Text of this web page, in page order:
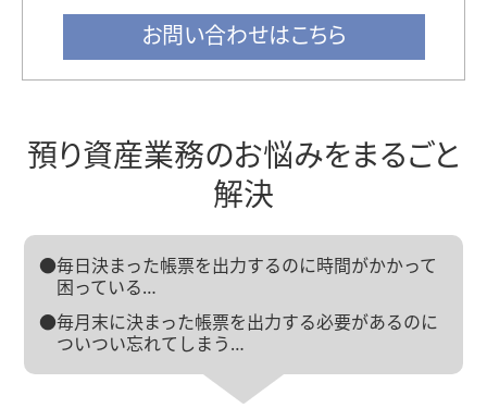
預り資産業務のお悩みをまるごと
解決
●毎日決まった帳票を出力するのに時間がかかって
困っている…
●毎月末に決まった帳票を出力する必要があるのに
ついつい忘れてしまう…